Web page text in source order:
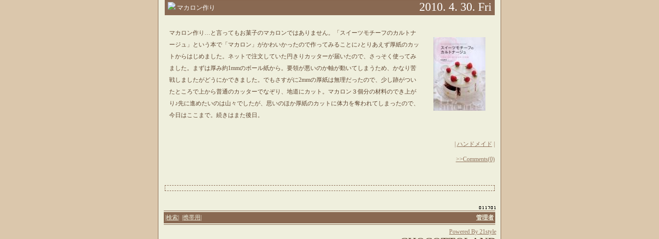
マカロン作り 2010. 4. 30. Fri
マカロン作り…と言ってもお菓子のマカロンではありません。「スイーツモチーフのカルトナ
ージュ」という本で「マカロン」がかわいかったので作ってみることに♪とりあえず厚紙のカッ
トからはじめました。ネットで注文していた円きりカッターが届いたので、さっそく使ってみ
ました。まずは厚み約1mmのボール紙から。要領が悪いのか軸が動いてしまうため、かなり苦
戦しましたがどうにかできました。でもさすがに2mmの厚紙は無理だったので、少し跡がつい
たところで上から普通のカッターでなぞり、地道にカット。マカロン３個分の材料のでき上が
り♪先に進めたいのは山々でしたが、思いのほか厚紙のカットに体力を奪われてしまったので、
今日はここまで。続きはまた後日。
ハンドメイド
>>Comments(0)
|検索| |携帯用| 管理者
Powered By 21style